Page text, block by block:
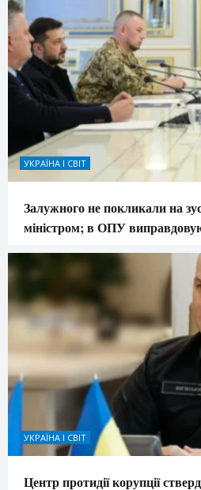
УКРАЇНА І СВІТ
Залужного не покликали на
міністром; в ОПУ
УКРАЇНА І СВІТ
Центр протидії корупції